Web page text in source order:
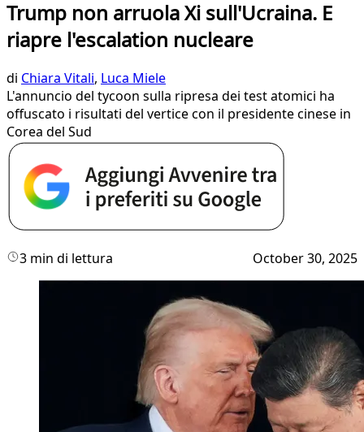
Trump non arruola Xi sull'Ucraina. E
riapre l'escalation nucleare
di Chiara Vitali, Luca Miele
L'annuncio del tycoon sulla ripresa dei test atomici ha
offuscato i risultati del vertice con il presidente cinese in
Corea del Sud
3 min di lettura October 30, 2025